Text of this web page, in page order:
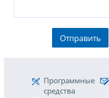
Отправить
Программные
средства